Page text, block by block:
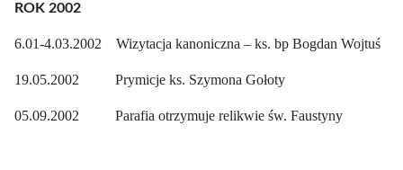
ROK 2002
6.01-4.03.2002 Wizytacja kanoniczna – ks. bp Bogdan Wojtuś
19.05.2002 Prymicje ks. Szymona Gołoty
05.09.2002 Parafia otrzymuje relikwie św. Faustyny